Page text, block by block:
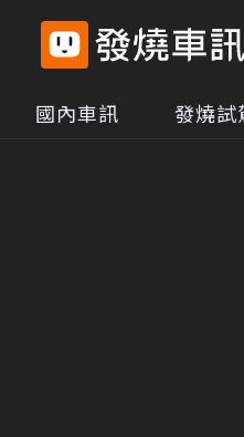
國內車訊 發燒試